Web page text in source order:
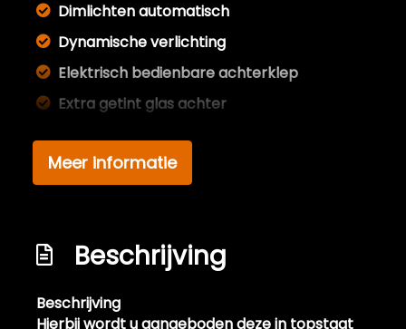
Dimlichten automatisch
Dynamische verlichting
Elektrisch bedienbare achterklep
Extra getint glas achter
Getint glas
Koplampreiniging
Led dagrijverlichting
Meer informatie
Beschrijving
Beschrijving
Hierbij wordt u aangeboden deze in topstaat